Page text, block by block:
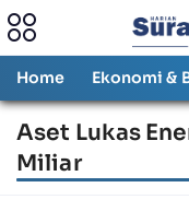
Home Ekonomi &
Aset Lukas
Miliar